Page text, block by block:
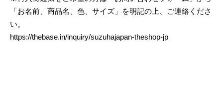
「お名前、商品名、色、サイズ」を明記の上、ご連絡くださ
い。
https://thebase.in/inquiry/suzuhajapan-theshop-jp